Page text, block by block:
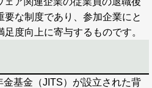
な制度であり、参加企業にと
度向上に寄与するものです。
金基金（JITS）が設立された背